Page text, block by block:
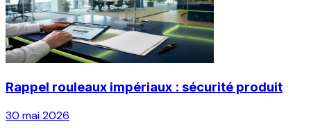
Rappel rouleaux impériaux : sécurité produit
30 mai 2026